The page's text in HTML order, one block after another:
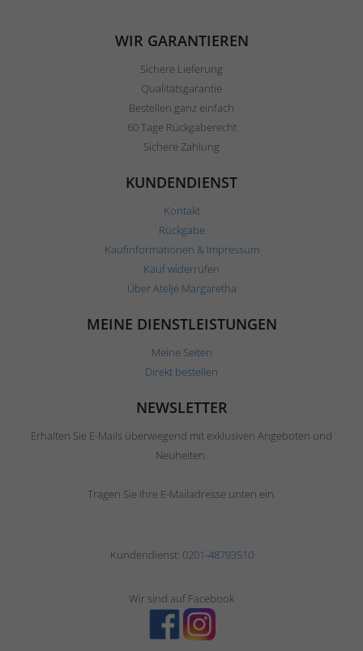
WIR GARANTIEREN
Sichere Lieferung
Qualitätsgarantie
Bestellen ganz einfach
60 Tage Rückgaberecht
Sichere Zahlung
KUNDENDIENST
Kontakt
Rückgabe
Kaufinformationen & Impressum
Kauf widerrufen
Über Ateljé Margaretha
MEINE DIENSTLEISTUNGEN
Meine Seiten
Direkt bestellen
NEWSLETTER
Erhalten Sie E-Mails überwiegend mit exklusiven Angeboten und
Neuheiten.
Tragen Sie Ihre E-Mailadresse unten ein.
Kundendienst: 0201-48793510
Wir sind auf Facebook